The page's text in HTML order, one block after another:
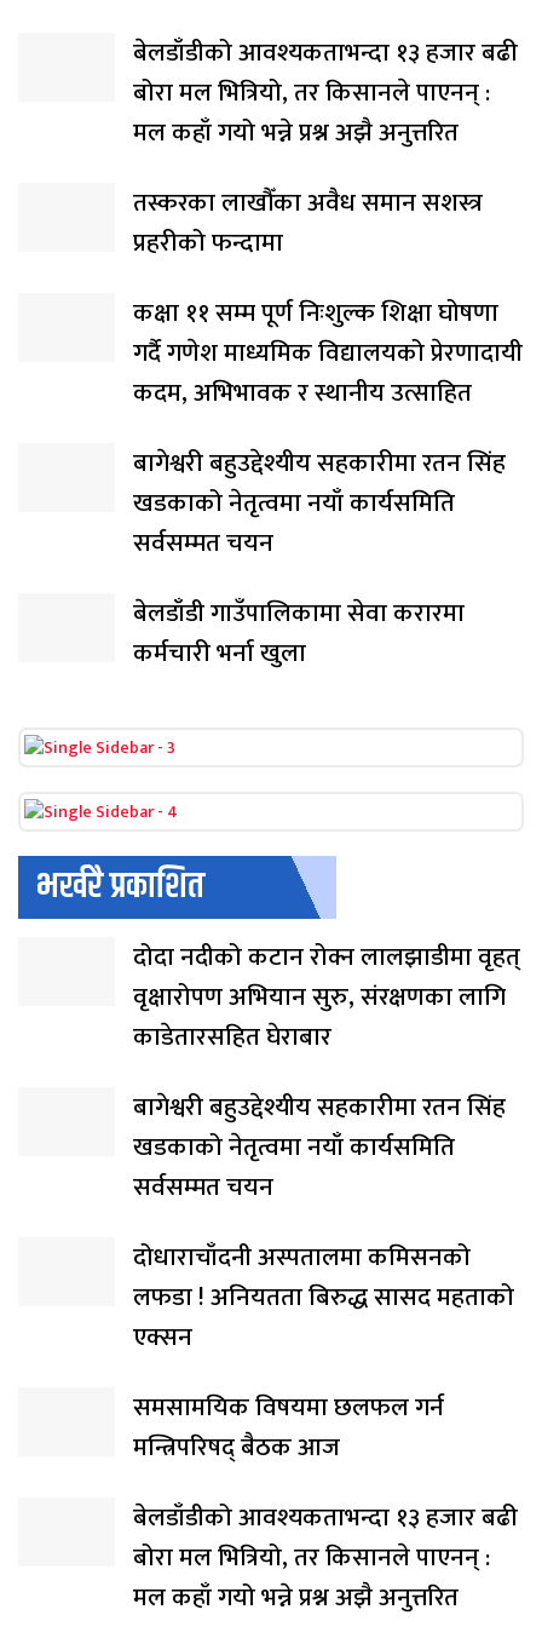
बेलडाँडीको आवश्यकताभन्दा १३ हजार बढी
बोरा मल भित्रियो, तर किसानले पाएनन् :
मल कहाँ गयो भन्ने प्रश्न अझै अनुत्तरित
तस्करका लाखौँका अवैध समान सशस्त्र
प्रहरीको फन्दामा
कक्षा ११ सम्म पूर्ण निःशुल्क शिक्षा घोषणा
गर्दै गणेश माध्यमिक विद्यालयको प्रेरणादायी
कदम, अभिभावक र स्थानीय उत्साहित
बागेश्वरी बहुउद्देश्यीय सहकारीमा रतन सिंह
खडकाको नेतृत्वमा नयाँ कार्यसमिति
सर्वसम्मत चयन
बेलडाँडी गाउँपालिकामा सेवा करारमा
कर्मचारी भर्ना खुला
भर्खरै प्रकाशित
दोदा नदीको कटान रोक्न लालझाडीमा वृहत्
वृक्षारोपण अभियान सुरु, संरक्षणका लागि
काडेतारसहित घेराबार
बागेश्वरी बहुउद्देश्यीय सहकारीमा रतन सिंह
खडकाको नेतृत्वमा नयाँ कार्यसमिति
सर्वसम्मत चयन
दोधाराचाँदनी अस्पतालमा कमिसनको
लफडा ! अनियतता बिरुद्ध सासद महताको
एक्सन
समसामयिक विषयमा छलफल गर्न
मन्त्रिपरिषद् बैठक आज
बेलडाँडीको आवश्यकताभन्दा १३ हजार बढी
बोरा मल भित्रियो, तर किसानले पाएनन् :
मल कहाँ गयो भन्ने प्रश्न अझै अनुत्तरित